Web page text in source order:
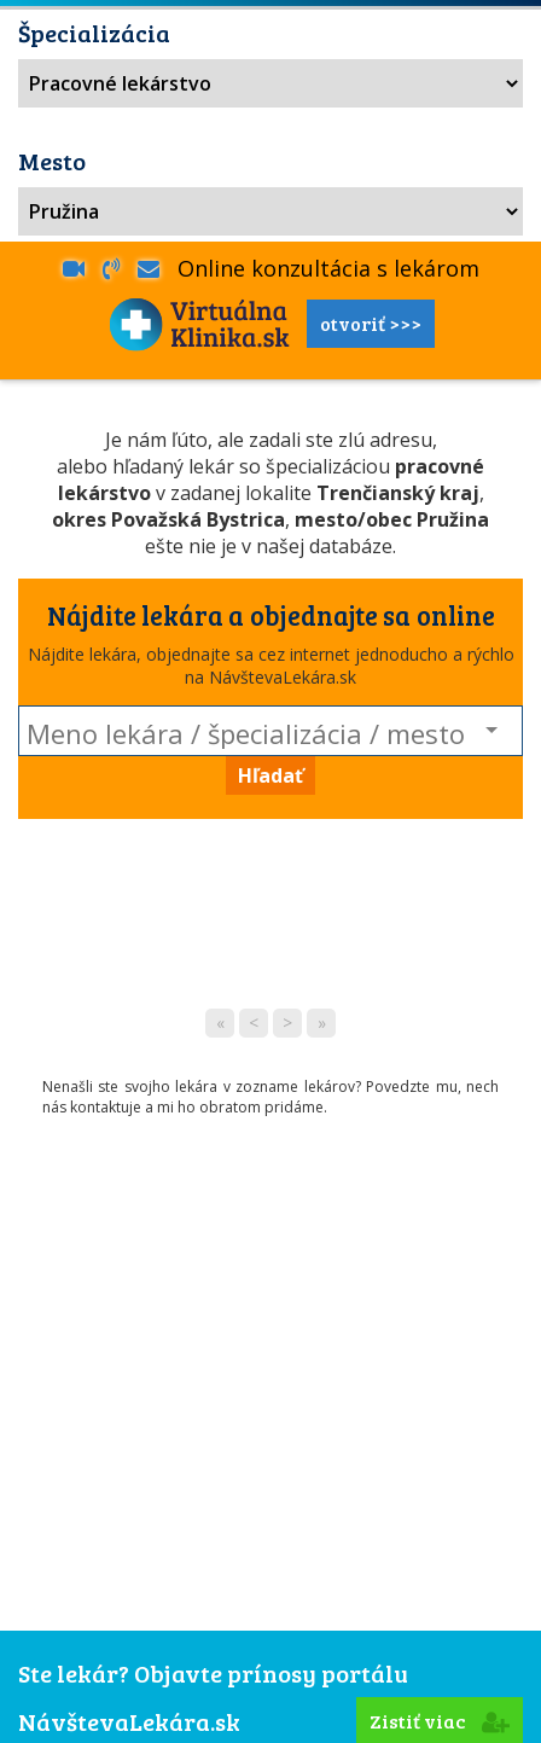
Špecializácia
Mesto
Online konzultácia s lekárom
otvoriť >>>
Je nám ľúto, ale zadali ste zlú adresu,
alebo hľadaný lekár so špecializáciou pracovné
lekárstvov zadanej lokalite Trenčianský kraj,
okres Považská Bystrica, mesto/obec Pružina
ešte nie je v našej databáze.
Nájdite lekára a objednajte sa online
Nájdite lekára, objednajte sa cez internet jednoducho a rýchlo
na NávštevaLekára.sk
Hľadať
« < > »
Nenašli ste svojho lekára v zozname lekárov? Povedzte mu, nech
nás kontaktuje a mi ho obratom pridáme.
Ste lekár? Objavte prínosy portálu
NávštevaLekára.sk
Zistiť viac